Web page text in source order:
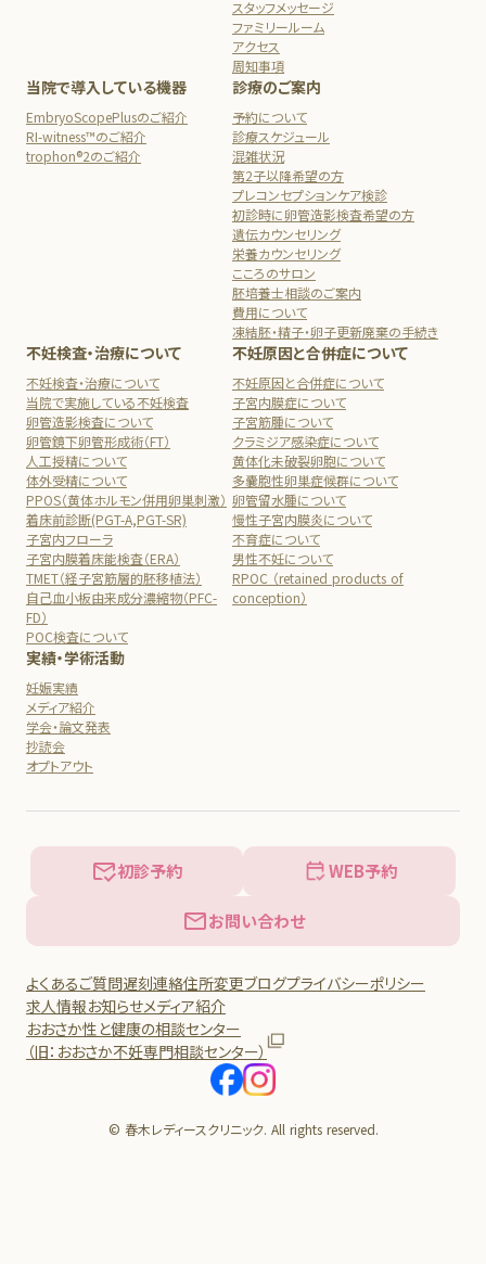
スタッフメッセージ
ファミリールーム
アクセス
周知事項
当院で導入している機器
EmbryoScopePlusのご紹介
RI-witness™のご紹介
trophon®2のご紹介
診療のご案内
予約について
診療スケジュール
混雑状況
第2子以降希望の方
プレコンセプションケア検診
初診時に卵管造影検査希望の方
遺伝カウンセリング
栄養カウンセリング
こころのサロン
胚培養士相談のご案内
費用について
凍結胚・精子・卵子更新廃棄の手続き
不妊検査・治療について
不妊検査・治療について
当院で実施している不妊検査
卵管造影検査について
卵管鏡下卵管形成術（FT）
人工授精について
体外受精について
PPOS（黄体ホルモン併用卵巣刺激）
着床前診断(PGT-A,PGT-SR)
子宮内フローラ
子宮内膜着床能検査（ERA）
TMET（経子宮筋層的胚移植法）
自己血小板由来成分濃縮物（PFC-
FD）
POC検査について
不妊原因と合併症について
不妊原因と合併症について
子宮内膜症について
子宮筋腫について
クラミジア感染症について
黄体化未破裂卵胞について
多嚢胞性卵巣症候群について
卵管留水腫について
慢性子宮内膜炎について
不育症について
男性不妊について
RPOC （retained products of
conception）
実績・学術活動
妊娠実績
メディア紹介
学会・論文発表
抄読会
オプトアウト
初診予約 WEB予約
お問い合わせ
よくあるご質問遅刻連絡住所変更ブログプライバシーポリシー
求人情報お知らせメディア紹介
おおさか性と健康の相談センター
（旧：おおさか不妊専門相談センター）
© 春木レディースクリニック. All rights reserved.